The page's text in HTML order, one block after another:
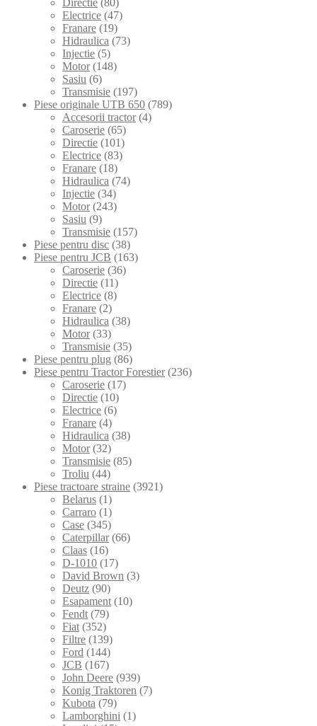
Electrice (47)
Franare (19)
Hidraulica (73)
Injectie (5)
Motor (148)
Sasiu (6)
Transmisie (197)
Piese originale UTB 650 (789)
Accesorii tractor (4)
Caroserie (65)
Directie (101)
Electrice (83)
Franare (18)
Hidraulica (74)
Injectie (34)
Motor (243)
Sasiu (9)
Transmisie (157)
Piese pentru disc (38)
Piese pentru JCB (163)
Caroserie (36)
Directie (11)
Electrice (8)
Franare (2)
Hidraulica (38)
Motor (33)
Transmisie (35)
Piese pentru plug (86)
Piese pentru Tractor Forestier (236)
Caroserie (17)
Directie (10)
Electrice (6)
Franare (4)
Hidraulica (38)
Motor (32)
Transmisie (85)
Troliu (44)
Piese tractoare straine (3921)
Belarus (1)
Carraro (1)
Case (345)
Caterpillar (66)
Claas (16)
D-1010 (17)
David Brown (3)
Deutz (90)
Esapament (10)
Fendt (79)
Fiat (352)
Filtre (139)
Ford (144)
JCB (167)
John Deere (939)
Konig Traktoren (7)
Kubota (79)
Lamborghini (1)